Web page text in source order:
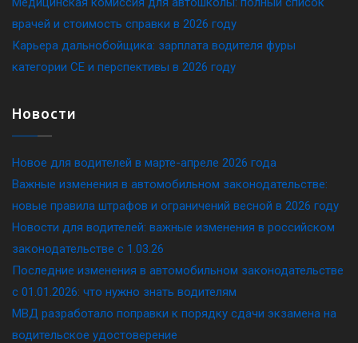
врачей и стоимость справки в 2026 году
Карьера дальнобойщика: зарплата водителя фуры
категории CE и перспективы в 2026 году
Новости
Новое для водителей в марте-апреле 2026 года
Важные изменения в автомобильном законодательстве:
новые правила штрафов и ограничений весной в 2026 году
Новости для водителей: важные изменения в российском
законодательстве c 1.03.26
Последние изменения в автомобильном законодательстве
c 01.01.2026: что нужно знать водителям
МВД разработало поправки к порядку сдачи экзамена на
водительское удостоверение